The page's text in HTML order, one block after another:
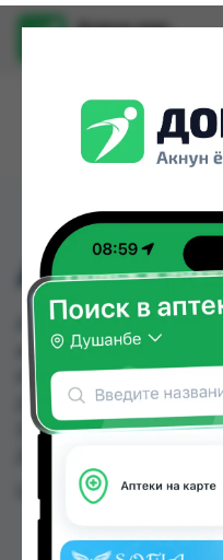
Доруи ман
АМОД-10
АМОД-10 ТАБ №14
аптеках, Саховати
Имтиёз, Дорухона
Дорухонаи
(Буратино) по цене от
Цена: от1.17 TJS